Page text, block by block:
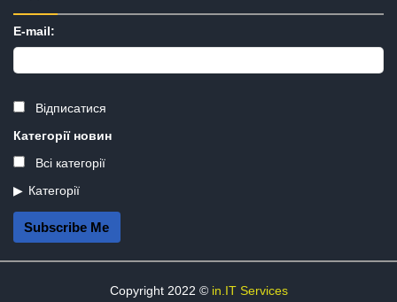
E-mail:
Відписатися
Категорії новин
Всі категорії
Категорії
Subscribe Me
Copyright 2022 © in.IT Services